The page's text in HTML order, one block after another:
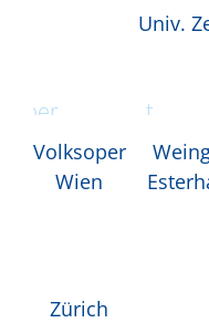
Univ.
Volksoper
Wien
Weingut
Zürich